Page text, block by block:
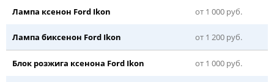
Лампа ксенон Ford Ikon от 1 000 руб.
Лампа биксенон Ford Ikon от 1 200 руб.
Блок розжига ксенона Ford Ikon от 1 000 руб.